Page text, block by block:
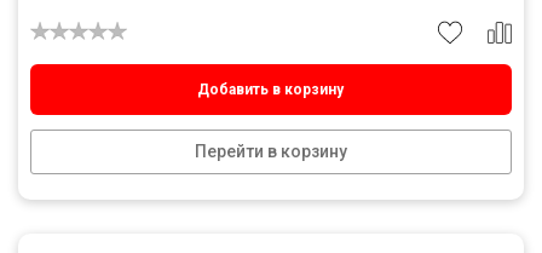
Добавить в корзину
Перейти в корзину